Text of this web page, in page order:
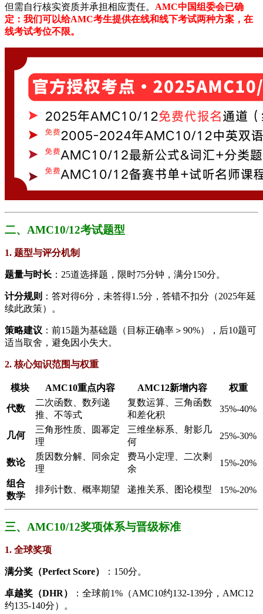
但需自行核实资质并承担相应责任。 AMC中国组委会已确
定：我们可以给AMC考生提供在线和线下考试两种方案，在
线考试考位不限。
​​二、AMC10/12考试题型
​1. 题型与评分机制​
​题量与时长​ ​：25道选择题，限时75分钟，满分150分。
​计分规则​ ​：答对得6分，未答得1.5分，答错不扣分（2025年延
续此政策）。
​策略建议​ ​：前15题为基础题（目标正确率＞90%），后10题可
适当取舍，避免因小失大。
​2. 核心知识范围与权重​
​模块​ ​AMC10重点内容​ ​AMC12新增内容​ ​权重​
​代数​
二次函数、数列递
推、不等式
复数运算、三角函数
和差化积
35%-40%
​几何​
三角形性质、圆幂定
理
三维坐标系、射影几
何
25%-30%
​数论​
质因数分解、同余定
理
费马小定理、二次剩
余
15%-20%
​组合
数学​
排列计数、概率期望 递推关系、图论模型 15%-20%
三、AMC10/12奖项体系与晋级标准​
​1. 全球奖项​
​满分奖（Perfect Score）​ ​：150分。
​卓越奖（DHR）​
​：全球前1%（AMC10约132-139分，AMC12
约135-140分）。